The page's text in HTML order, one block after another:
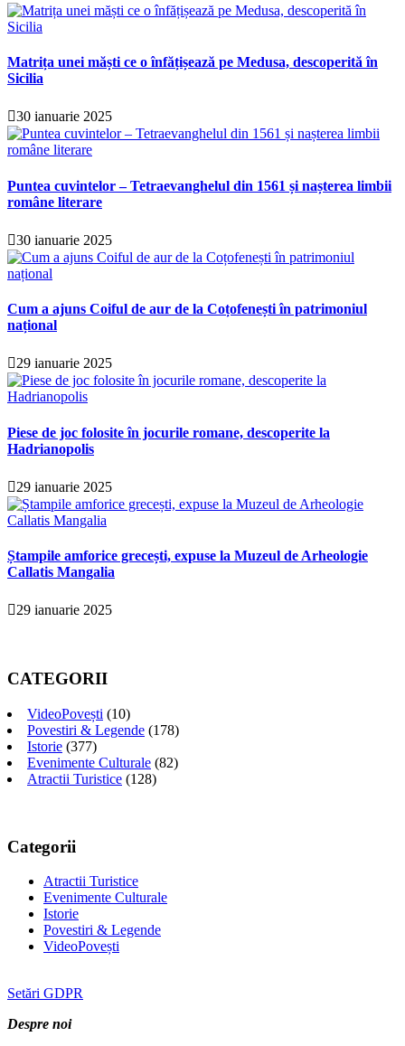
Matrița unei măști ce o înfățișează pe Medusa, descoperită în
Sicilia
30 ianuarie 2025
Puntea cuvintelor – Tetraevanghelul din 1561 și nașterea limbii
române literare
30 ianuarie 2025
Cum a ajuns Coiful de aur de la Coțofenești în patrimoniul
național
29 ianuarie 2025
Piese de joc folosite în jocurile romane, descoperite la
Hadrianopolis
29 ianuarie 2025
Ștampile amforice grecești, expuse la Muzeul de Arheologie
Callatis Mangalia
29 ianuarie 2025
CATEGORII
VideoPovești (10)
Povestiri & Legende (178)
Istorie (377)
Evenimente Culturale (82)
Atractii Turistice (128)
Categorii
Atractii Turistice
Evenimente Culturale
Istorie
Povestiri & Legende
VideoPovești
Setări GDPR
Despre noi